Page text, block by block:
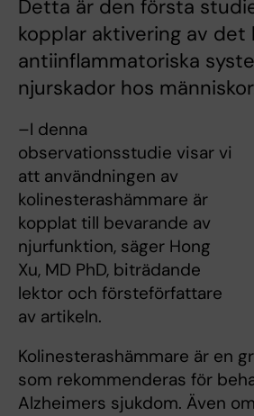
Detta är den första
kopplar aktivering av det
antiinflammatoriska
njurskador hos
–I denna
observationsstudie visar vi
att användningen av
kolinesterashämmare är
kopplat till bevarande av
njurfunktion, säger Hong
Xu, MD PhD, biträdande
lektor och försteförfattare
av artikeln.
Kolinesterashämmare är en
som rekommenderas för
Alzheimers sjukdom. Även